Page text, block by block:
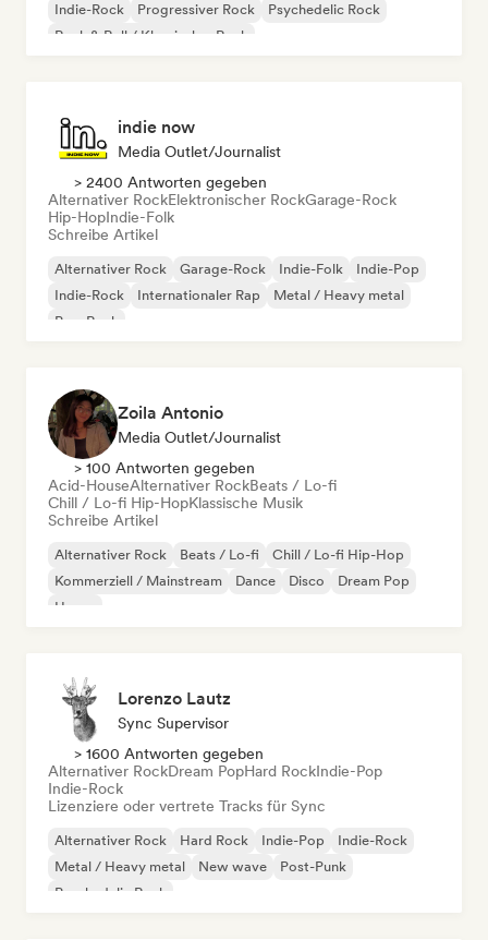
Indie-Rock
Progressiver Rock
Psychedelic Rock
Rock & Roll / Klassischer Rock
indie now
Media Outlet/Journalist
> 2400 Antworten gegeben
Alternativer RockElektronischer RockGarage-Rock
Hip-HopIndie-Folk
Schreibe Artikel
Alternativer Rock Garage-Rock Indie-Folk
Indie-Pop
Indie-Rock
Internationaler Rap
Metal / Heavy metal
Pop-Rock
Zoila Antonio
Media Outlet/Journalist
> 100 Antworten gegeben
Acid-HouseAlternativer RockBeats / Lo-fi
Chill / Lo-fi Hip-HopKlassische Musik
Schreibe Artikel
Alternativer Rock Beats / Lo-fi
Chill / Lo-fi Hip-Hop
Kommerziell / Mainstream
Dance Disco
Dream Pop
House
Lorenzo Lautz
Sync Supervisor
> 1600 Antworten gegeben
Alternativer RockDream PopHard RockIndie-Pop
Indie-Rock
Lizenziere oder vertrete Tracks für Sync
Alternativer Rock Hard Rock Indie-Pop
Indie-Rock
Metal / Heavy metal
New wave
Post-Punk
Psychedelic Rock